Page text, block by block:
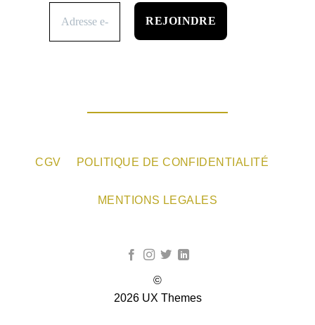
CGV POLITIQUE DE CONFIDENTIALITÉ
MENTIONS LEGALES
©
2026 UX Themes